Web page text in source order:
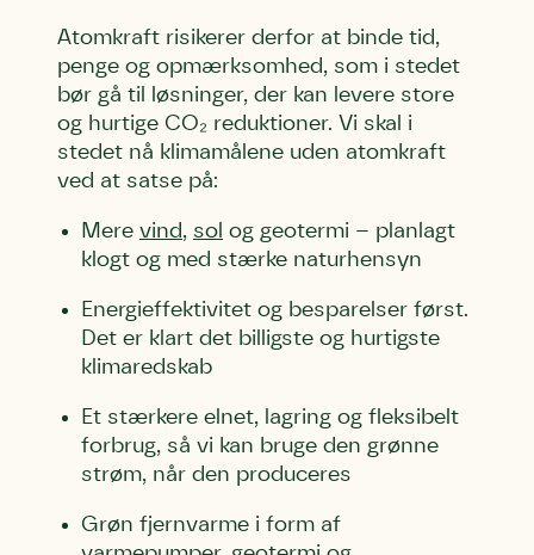
Atomkraft risikerer derfor at binde tid,
penge og opmærksomhed, som i stedet
bør gå til løsninger, der kan levere store
og hurtige CO₂ reduktioner. Vi skal i
stedet nå klimamålene uden atomkraft
ved at satse på:
Mere vind, sol og geotermi – planlagt
klogt og med stærke naturhensyn
Energieffektivitet og besparelser først.
Det er klart det billigste og hurtigste
klimaredskab
Et stærkere elnet, lagring og fleksibelt
forbrug, så vi kan bruge den grønne
strøm, når den produceres
Grøn fjernvarme i form af
humlebiarter. Den store humlebi –
eller brumbasse som mange kalder
den.
Andet punkt
Humlebier bestøver effektivt
blomster og afgrøder i din have.